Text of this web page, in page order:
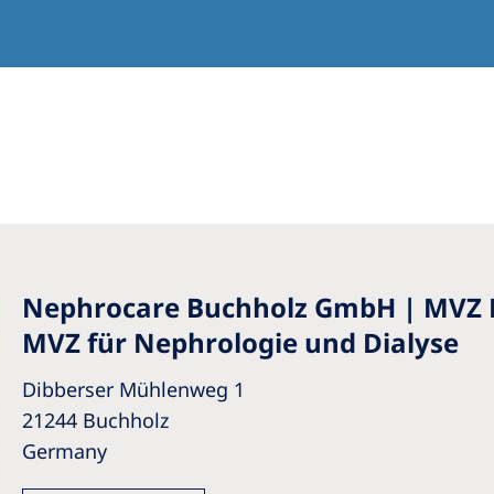
Nephrocare Buchholz GmbH |
MVZ für Nephrologie und Dialyse
Dibberser Mühlenweg 1
21244 Buchholz
Germany